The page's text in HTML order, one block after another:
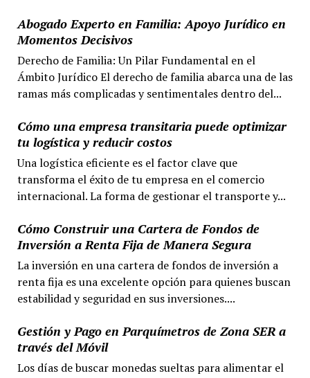
Abogado Experto en Familia: Apoyo Jurídico en
Momentos Decisivos
Derecho de Familia: Un Pilar Fundamental en el
Ámbito Jurídico El derecho de familia abarca una de las
ramas más complicadas y sentimentales dentro del...
Cómo una empresa transitaria puede optimizar
tu logística y reducir costos
Una logística eficiente es el factor clave que
transforma el éxito de tu empresa en el comercio
internacional. La forma de gestionar el transporte y...
Cómo Construir una Cartera de Fondos de
Inversión a Renta Fija de Manera Segura
La inversión en una cartera de fondos de inversión a
renta fija es una excelente opción para quienes buscan
estabilidad y seguridad en sus inversiones....
Gestión y Pago en Parquímetros de Zona SER a
través del Móvil
Los días de buscar monedas sueltas para alimentar el